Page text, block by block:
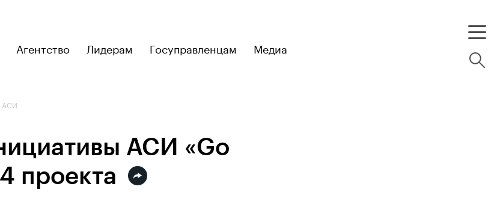
Агентство Лидерам Госуправленцам Медиа
АСИ
АСИ «Go
проекта